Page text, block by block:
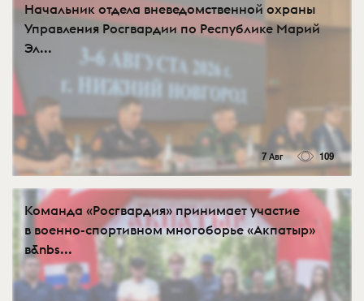
Начальник отдела вневедомственной охраны
Управления Росгвардии по Республике Марий
Эл...
7 Авг 109
Команда «Росгвардия» принимает участие
в военно-спортивном многоборье «Акпатыр»
в&nbs...